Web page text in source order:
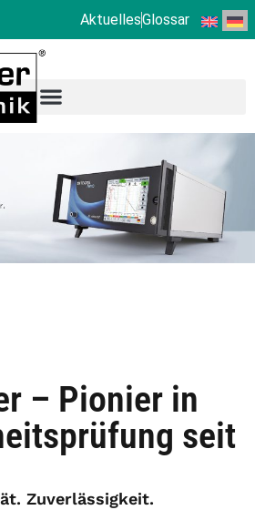
AktuellesGlossar
– Pionier in
seit
Zuverlässigkeit.